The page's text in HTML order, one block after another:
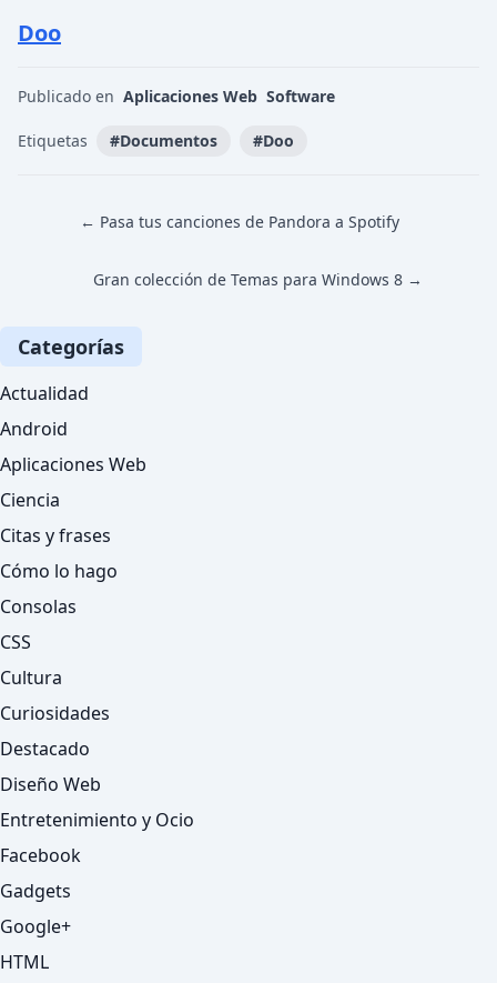
Doo
Publicado en Aplicaciones Web Software
Etiquetas #Documentos #Doo
← Pasa tus canciones de Pandora a Spotify
Gran colección de Temas para Windows 8 →
Categorías
Actualidad
Android
Aplicaciones Web
Ciencia
Citas y frases
Cómo lo hago
Consolas
CSS
Cultura
Curiosidades
Destacado
Diseño Web
Entretenimiento y Ocio
Facebook
Gadgets
Google+
HTML